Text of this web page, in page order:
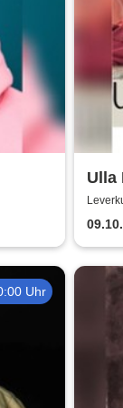
Ulla
Uhr